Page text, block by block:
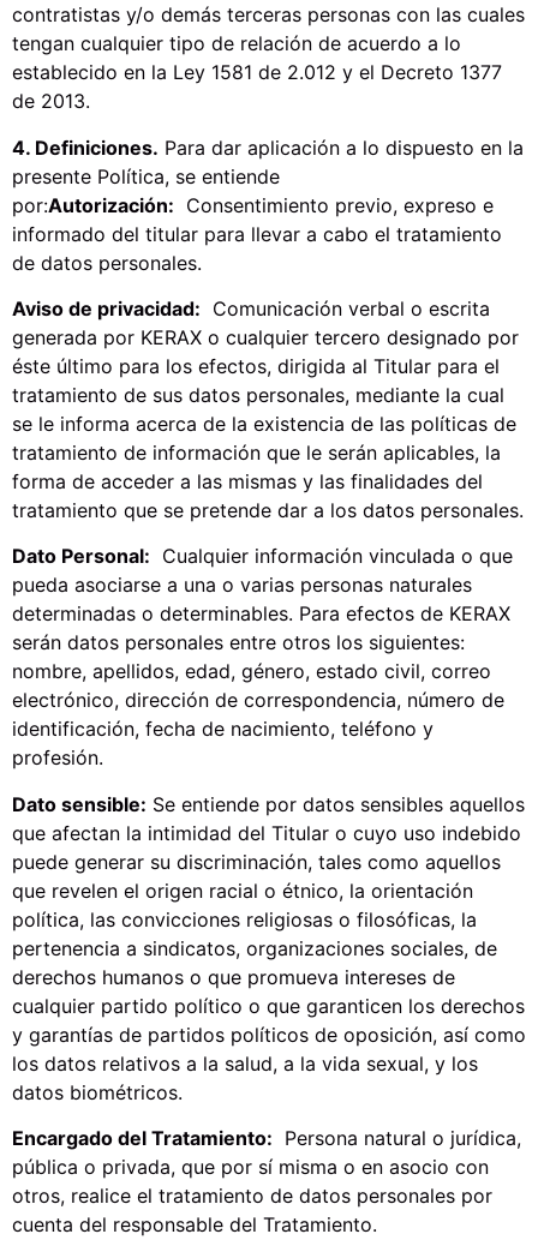
contratistas y/o demás terceras personas con las cuales
tengan cualquier tipo de relación de acuerdo a lo
establecido en la Ley 1581 de 2.012 y el Decreto 1377
de 2013.
4. Definiciones. Para dar aplicación a lo dispuesto en la
presente Política, se entiende
por:Autorización: Consentimiento previo, expreso e
informado del titular para llevar a cabo el tratamiento
de datos personales.
Aviso de privacidad: Comunicación verbal o escrita
generada por KERAX o cualquier tercero designado por
éste último para los efectos, dirigida al Titular para el
tratamiento de sus datos personales, mediante la cual
se le informa acerca de la existencia de las políticas de
tratamiento de información que le serán aplicables, la
forma de acceder a las mismas y las finalidades del
tratamiento que se pretende dar a los datos personales.
Dato Personal: Cualquier información vinculada o que
pueda asociarse a una o varias personas naturales
determinadas o determinables. Para efectos de KERAX
serán datos personales entre otros los siguientes:
nombre, apellidos, edad, género, estado civil, correo
electrónico, dirección de correspondencia, número de
identificación, fecha de nacimiento, teléfono y
profesión.
Dato sensible: Se entiende por datos sensibles aquellos
que afectan la intimidad del Titular o cuyo uso indebido
puede generar su discriminación, tales como aquellos
que revelen el origen racial o étnico, la orientación
política, las convicciones religiosas o filosóficas, la
pertenencia a sindicatos, organizaciones sociales, de
derechos humanos o que promueva intereses de
cualquier partido político o que garanticen los derechos
y garantías de partidos políticos de oposición, así como
los datos relativos a la salud, a la vida sexual, y los
datos biométricos.
Encargado del Tratamiento: Persona natural o jurídica,
pública o privada, que por sí misma o en asocio con
otros, realice el tratamiento de datos personales por
cuenta del responsable del Tratamiento.